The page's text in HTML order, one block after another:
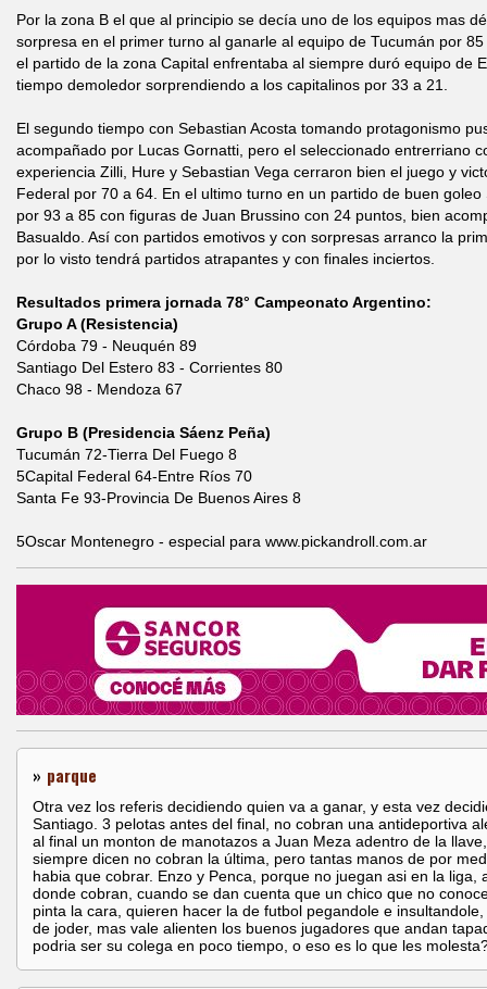
Por la zona B el que al principio se decía uno de los equipos mas
sorpresa en el primer turno al ganarle al equipo de Tucumán por
el partido de la zona Capital enfrentaba al siempre duró equipo de
tiempo demoledor sorprendiendo a los capitalinos por 33 a 21.
El segundo tiempo con Sebastian Acosta tomando protagonismo
acompañado por Lucas Gornatti, pero el seleccionado entrerriano
experiencia Zilli, Hure y Sebastian Vega cerraron bien el juego y
Federal por 70 a 64. En el ultimo turno en un partido de buen
por 93 a 85 con figuras de Juan Brussino con 24 puntos, bien
Basualdo. Así con partidos emotivos y con sorpresas arranco la
por lo visto tendrá partidos atrapantes y con finales inciertos.
Resultados primera jornada 78° Campeonato Argentino:
Grupo A (Resistencia)
Córdoba 79 - Neuquén 89
Santiago Del Estero 83 - Corrientes 80
Chaco 98 - Mendoza 67
Grupo B (Presidencia Sáenz Peña)
Tucumán 72-Tierra Del Fuego 8
5Capital Federal 64-Entre Ríos 70
Santa Fe 93-Provincia De Buenos Aires 8
5Oscar Montenegro - especial para www.pickandroll.com.ar
» parque
Otra vez los referis decidiendo quien va a ganar, y esta vez
Santiago. 3 pelotas antes del final, no cobran una antideportiva
al final un monton de manotazos a Juan Meza adentro de la
siempre dicen no cobran la última, pero tantas manos de por
habia que cobrar. Enzo y Penca, porque no juegan asi en la liga,
donde cobran, cuando se dan cuenta que un chico que no
pinta la cara, quieren hacer la de futbol pegandole e
de joder, mas vale alienten los buenos jugadores que andan
podria ser su colega en poco tiempo, o eso es lo que les